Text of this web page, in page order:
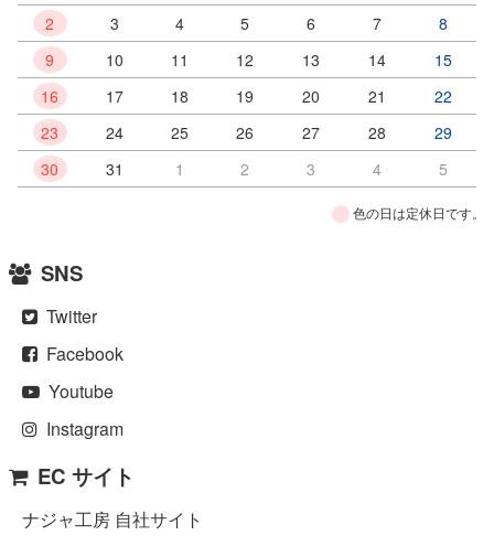
2
3 4 5 6 7
8
9
10 11 12 13 14
15
16
17 18 19 20 21
22
23
24 25 26 27 28
29
30
31 1 2 3 4 5
色の日は定休日です。
SNS
Twitter
Facebook
Youtube
Instagram
EC サイト
ナジャ工房 自社サイト